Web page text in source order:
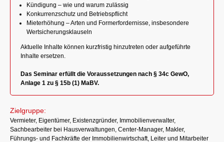
Kündigung – wie und warum zulässig
Konkurrenzschutz und Betriebspflicht
Mieterhöhung – Arten und Formerfordernisse, insbesondere
Wertsicherungsklauseln
Aktuelle Inhalte können kurzfristig hinzutreten oder aufgeführte
Inhalte ersetzen.
Das Seminar erfüllt die Voraussetzungen nach § 34c GewO,
Anlage 1 zu § 15b (1) MaBV.
Zielgruppe:
Vermieter, Eigentümer, Existenzgründer, Immobilienverwalter,
Sachbearbeiter bei Hausverwaltungen, Center-Manager, Makler,
Führungs- und Fachkräfte der Immobilienwirtschaft, Leiter und Mitarbeiter